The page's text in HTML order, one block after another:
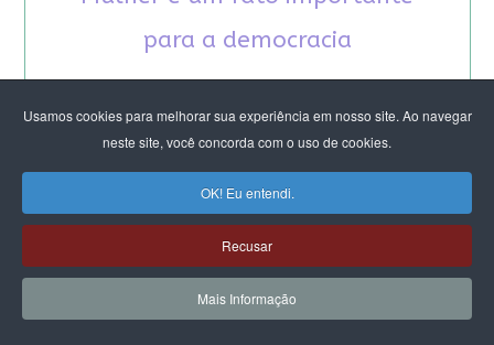
Usamos cookies para melhorar sua experiência em nosso site. Ao navegar
neste site, você concorda com o uso de cookies.
OK! Eu entendi.
Recusar
Mais Informação
para a democracia
RECOMENDAMOS A LEITURA
August Nimtz prova que marxismo e
antirracismo são indissociáveis na luta
anticapitalista